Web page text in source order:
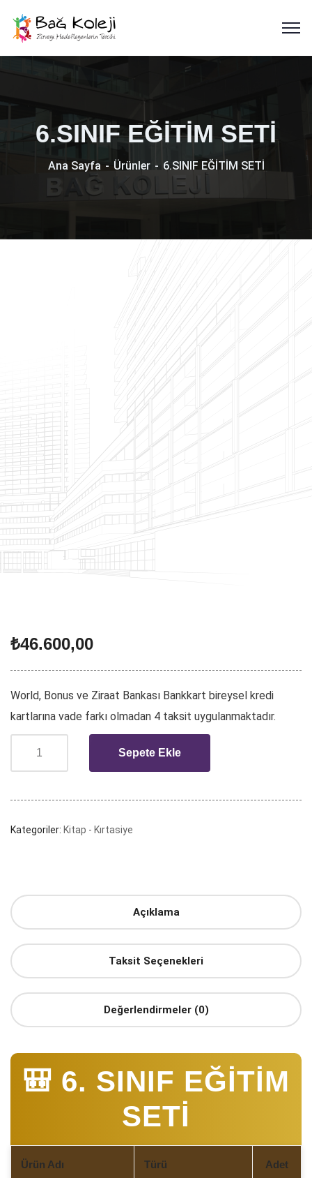
6.SINIF EĞİTİM SETİ
Ana Sayfa Ürünler 6.SINIF EĞİTİM SETİ
₺46.600,00
World, Bonus ve Ziraat Bankası Bankkart bireysel kredi
kartlarına vade farkı olmadan 4 taksit uygulanmaktadır.
Sepete Ekle
Kategoriler: Kitap - Kırtasiye
Açıklama
Taksit Seçenekleri
Değerlendirmeler (0)
🎒 6. SINIF EĞİTİM
SETİ
Ürün Adı Türü Adet